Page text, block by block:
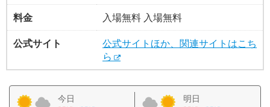
料金
入場無料 入場無料
公式サイト
公式サイトほか、関連サイトはこち
ら
今日 明日